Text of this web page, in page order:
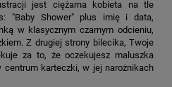
jest ciężarna kobieta na tle
"Baby Shower" plus imię i data,
w klasycznym czarnym odcieniu,
Z drugiej strony bilecika, Twoje
za to, że oczekujesz maluszka
centrum karteczki, w jej narożnikach